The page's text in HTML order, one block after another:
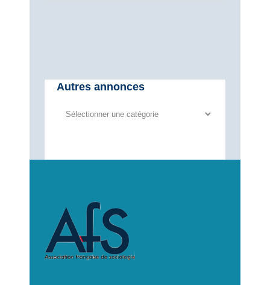
Autres annonces
Autres